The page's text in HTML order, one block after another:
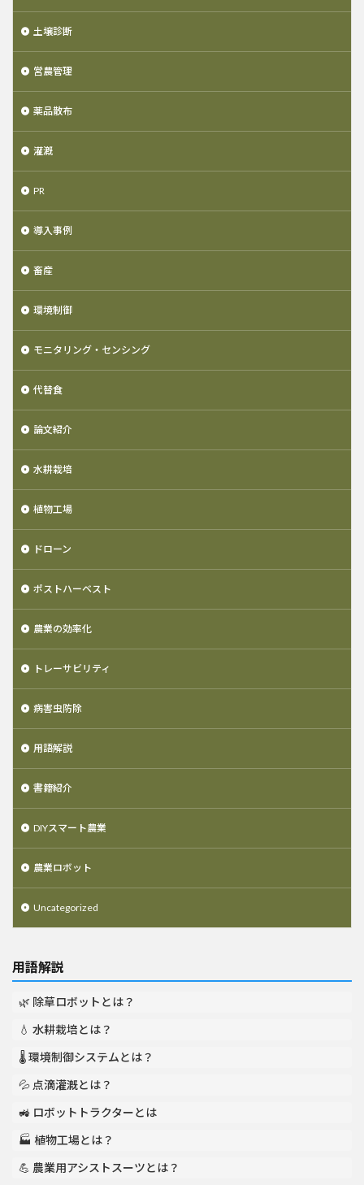
土壌診断
営農管理
薬品散布
灌漑
PR
導入事例
畜産
環境制御
モニタリング・センシング
代替食
論文紹介
水耕栽培
植物工場
ドローン
ポストハーベスト
農業の効率化
トレーサビリティ
病害虫防除
用語解説
書籍紹介
DIYスマート農業
農業ロボット
Uncategorized
用語解説
🌿 除草ロボットとは？
💧 水耕栽培とは？
🌡️ 環境制御システムとは？
💦 点滴灌漑とは？
🚜 ロボットトラクターとは
🏭 植物工場とは？
💪 農業用アシストスーツとは？